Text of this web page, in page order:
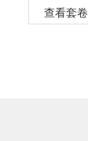
查看套卷